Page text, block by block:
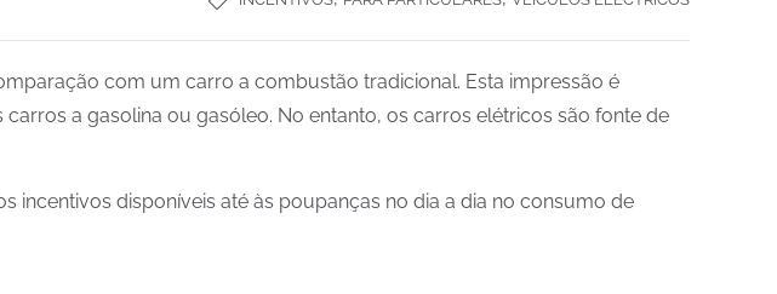
com um carro a combustão tradicional. Esta impressão é
a gasolina ou gasóleo. No entanto, os carros elétricos são fonte de
incentivos disponíveis até às poupanças no dia a dia no consumo de